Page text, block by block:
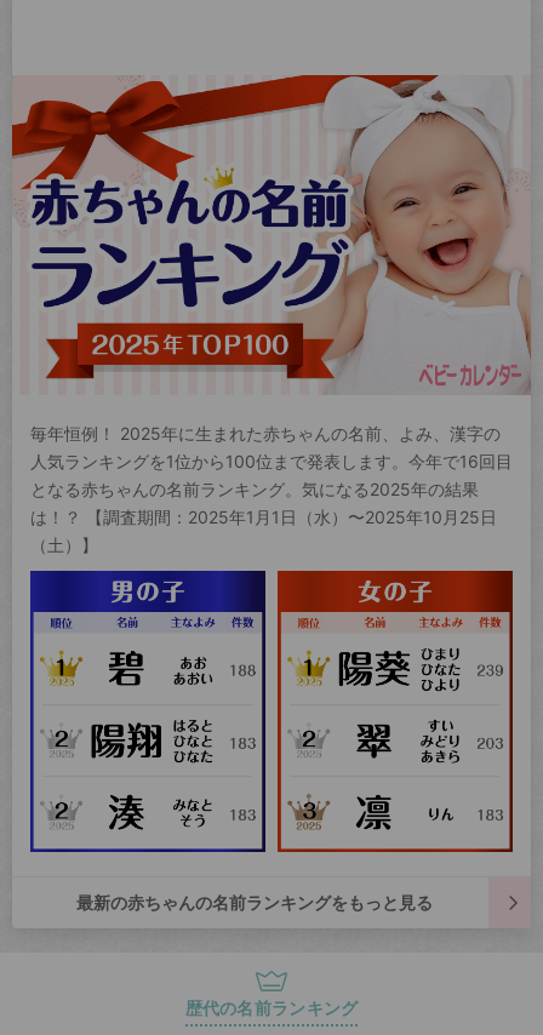
毎年恒例！ 2025年に生まれた赤ちゃんの名前、よみ、漢字の
人気ランキングを1位から100位まで発表します。今年で16回目
となる赤ちゃんの名前ランキング。気になる2025年の結果
は！？ 【調査期間：2025年1月1日（水）〜2025年10月25日
（土）】
最新の赤ちゃんの名前ランキングをもっと見る
歴代の名前ランキング